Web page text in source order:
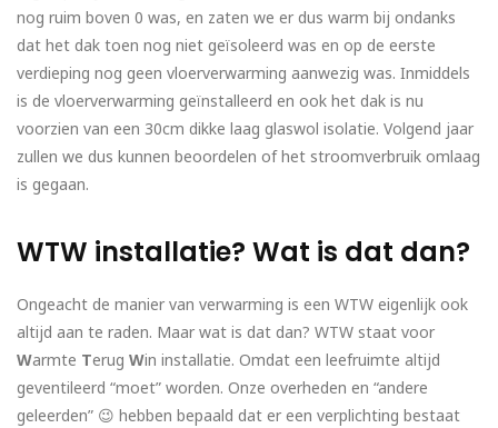
nog ruim boven 0 was, en zaten we er dus warm bij ondanks
dat het dak toen nog niet geïsoleerd was en op de eerste
verdieping nog geen vloerverwarming aanwezig was. Inmiddels
is de vloerverwarming geïnstalleerd en ook het dak is nu
voorzien van een 30cm dikke laag glaswol isolatie. Volgend jaar
zullen we dus kunnen beoordelen of het stroomverbruik omlaag
is gegaan.
WTW installatie? Wat is dat dan?
Ongeacht de manier van verwarming is een WTW eigenlijk ook
altijd aan te raden. Maar wat is dat dan? WTW staat voor
Warmte Terug Win installatie. Omdat een leefruimte altijd
geventileerd “moet” worden. Onze overheden en “andere
geleerden” 😉 hebben bepaald dat er een verplichting bestaat